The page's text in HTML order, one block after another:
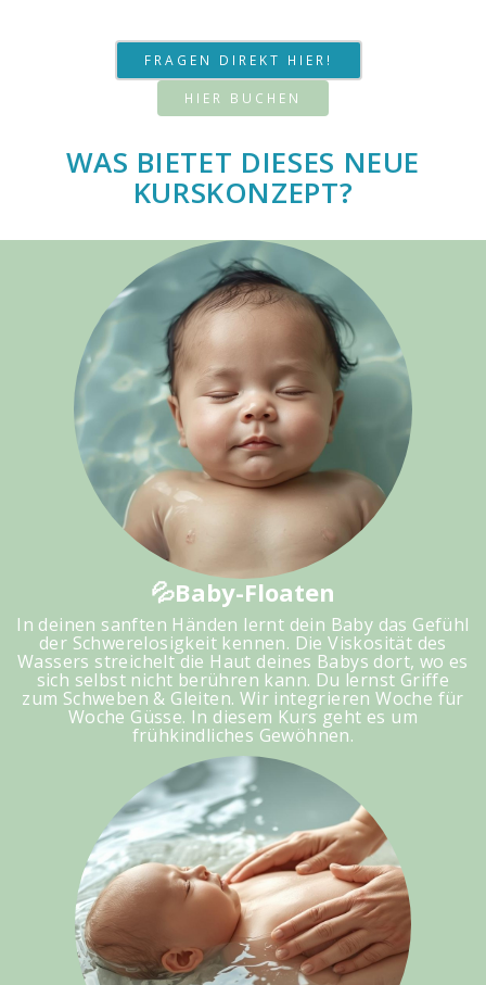
FRAGEN DIREKT HIER!
HIER BUCHEN
WAS BIETET DIESES NEUE
KURSKONZEPT?
💦Baby-Floaten
In deinen sanften Händen lernt dein Baby das Gefühl
der Schwerelosigkeit kennen. Die Viskosität des
Wassers streichelt die Haut deines Babys dort, wo es
sich selbst nicht berühren kann. Du lernst Griffe
zum Schweben & Gleiten. Wir integrieren Woche für
Woche Güsse. In diesem Kurs geht es um
frühkindliches Gewöhnen.